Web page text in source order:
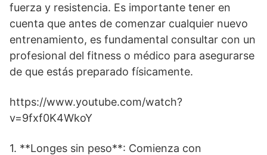
fuerza y resistencia. Es importante tener en
cuenta que antes de comenzar cualquier nuevo
entrenamiento, es fundamental consultar con un
profesional del fitness o médico para asegurarse
de que estás preparado físicamente.
https://www.youtube.com/watch?
v=9fxf0K4WkoY
1. **Longes sin peso**: Comienza con